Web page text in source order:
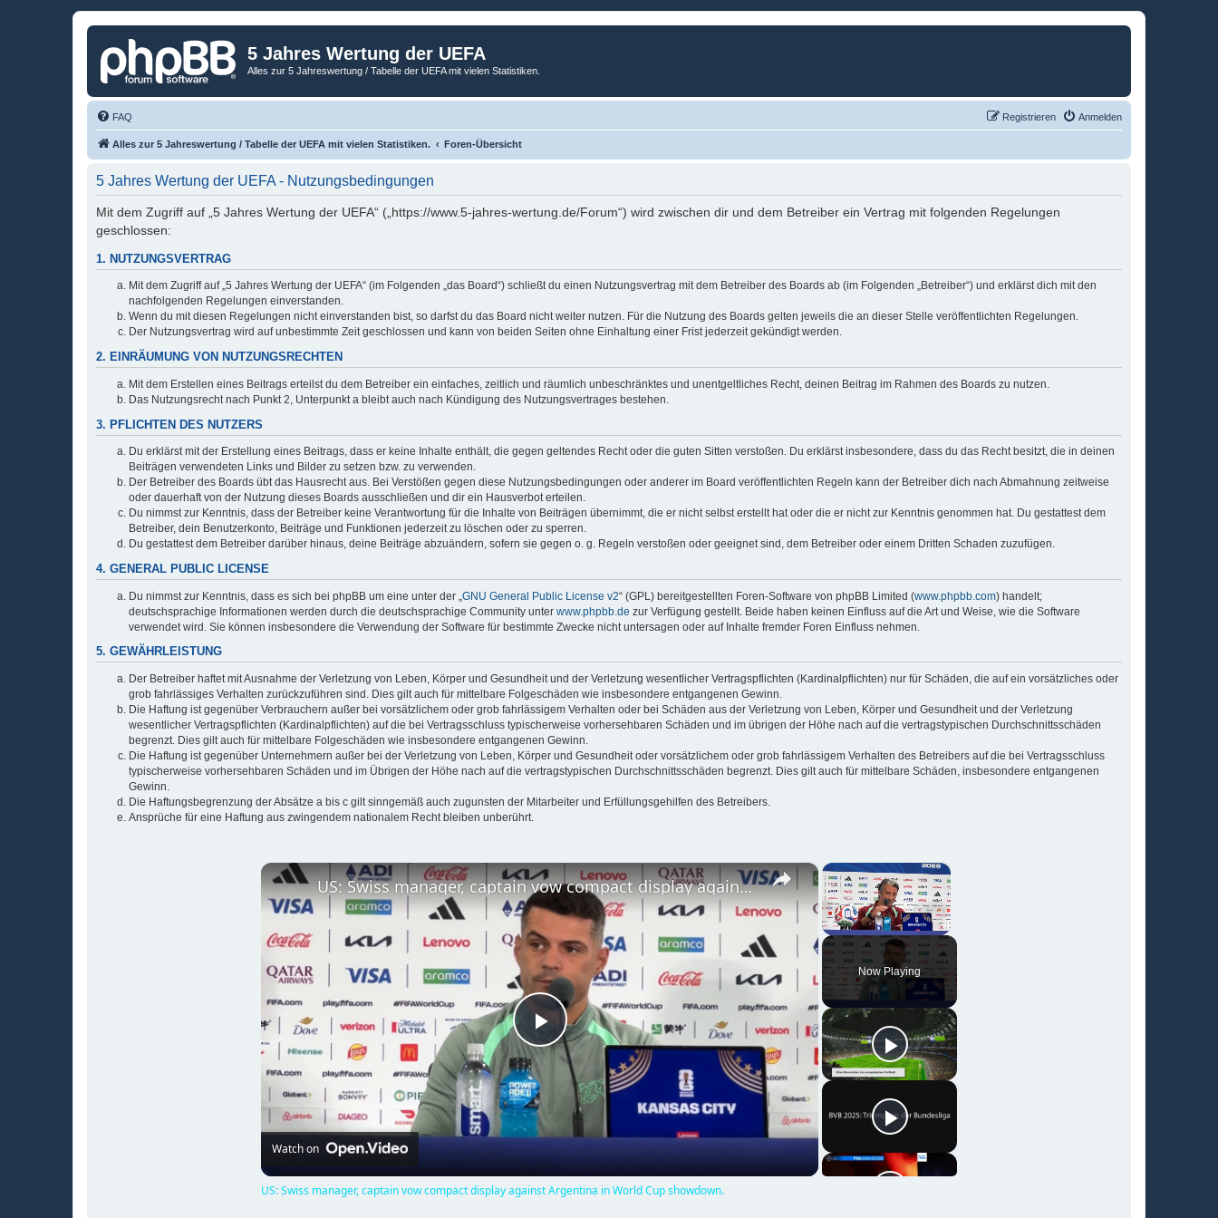
5 Jahres Wertung der UEFA
Alles zur 5 Jahreswertung / Tabelle der UEFA mit vielen Statistiken.
FAQ Anmelden
Registrieren
Alles zur 5 Jahreswertung / Tabelle der UEFA mit vielen Statistiken. Foren-Übersicht
5 Jahres Wertung der UEFA - Nutzungsbedingungen
Mit dem Zugriff auf „5 Jahres Wertung der UEFA“ („https://www.5-jahres-wertung.de/Forum“) wird zwischen dir und dem Betreiber ein Vertrag mit folgenden Regelungen
geschlossen:
1. NUTZUNGSVERTRAG
Mit dem Zugriff auf „5 Jahres Wertung der UEFA“ (im Folgenden „das Board“) schließt du einen Nutzungsvertrag mit dem Betreiber des Boards ab (im Folgenden „Betreiber“) und erklärst dich mit den
nachfolgenden Regelungen einverstanden.
Wenn du mit diesen Regelungen nicht einverstanden bist, so darfst du das Board nicht weiter nutzen. Für die Nutzung des Boards gelten jeweils die an dieser Stelle veröffentlichten Regelungen.
Der Nutzungsvertrag wird auf unbestimmte Zeit geschlossen und kann von beiden Seiten ohne Einhaltung einer Frist jederzeit gekündigt werden.
2. EINRÄUMUNG VON NUTZUNGSRECHTEN
Mit dem Erstellen eines Beitrags erteilst du dem Betreiber ein einfaches, zeitlich und räumlich unbeschränktes und unentgeltliches Recht, deinen Beitrag im Rahmen des Boards zu nutzen.
Das Nutzungsrecht nach Punkt 2, Unterpunkt a bleibt auch nach Kündigung des Nutzungsvertrages bestehen.
3. PFLICHTEN DES NUTZERS
Du erklärst mit der Erstellung eines Beitrags, dass er keine Inhalte enthält, die gegen geltendes Recht oder die guten Sitten verstoßen. Du erklärst insbesondere, dass du das Recht besitzt, die in deinen
Beiträgen verwendeten Links und Bilder zu setzen bzw. zu verwenden.
Der Betreiber des Boards übt das Hausrecht aus. Bei Verstößen gegen diese Nutzungsbedingungen oder anderer im Board veröffentlichten Regeln kann der Betreiber dich nach Abmahnung zeitweise
oder dauerhaft von der Nutzung dieses Boards ausschließen und dir ein Hausverbot erteilen.
Du nimmst zur Kenntnis, dass der Betreiber keine Verantwortung für die Inhalte von Beiträgen übernimmt, die er nicht selbst erstellt hat oder die er nicht zur Kenntnis genommen hat. Du gestattest dem
Betreiber, dein Benutzerkonto, Beiträge und Funktionen jederzeit zu löschen oder zu sperren.
Du gestattest dem Betreiber darüber hinaus, deine Beiträge abzuändern, sofern sie gegen o. g. Regeln verstoßen oder geeignet sind, dem Betreiber oder einem Dritten Schaden zuzufügen.
4. GENERAL PUBLIC LICENSE
Du nimmst zur Kenntnis, dass es sich bei phpBB um eine unter der „ GNU General Public License v2“ (GPL) bereitgestellten Foren-Software von phpBB Limited (www.phpbb.com) handelt;
deutschsprachige Informationen werden durch die deutschsprachige Community unter www.phpbb.de zur Verfügung gestellt. Beide haben keinen Einfluss auf die Art und Weise, wie die Software
verwendet wird. Sie können insbesondere die Verwendung der Software für bestimmte Zwecke nicht untersagen oder auf Inhalte fremder Foren Einfluss nehmen.
5. GEWÄHRLEISTUNG
Der Betreiber haftet mit Ausnahme der Verletzung von Leben, Körper und Gesundheit und der Verletzung wesentlicher Vertragspflichten (Kardinalpflichten) nur für Schäden, die auf ein vorsätzliches oder
grob fahrlässiges Verhalten zurückzuführen sind. Dies gilt auch für mittelbare Folgeschäden wie insbesondere entgangenen Gewinn.
Die Haftung ist gegenüber Verbrauchern außer bei vorsätzlichem oder grob fahrlässigem Verhalten oder bei Schäden aus der Verletzung von Leben, Körper und Gesundheit und der Verletzung
wesentlicher Vertragspflichten (Kardinalpflichten) auf die bei Vertragsschluss typischerweise vorhersehbaren Schäden und im übrigen der Höhe nach auf die vertragstypischen Durchschnittsschäden
begrenzt. Dies gilt auch für mittelbare Folgeschäden wie insbesondere entgangenen Gewinn.
Die Haftung ist gegenüber Unternehmern außer bei der Verletzung von Leben, Körper und Gesundheit oder vorsätzlichem oder grob fahrlässigem Verhalten des Betreibers auf die bei Vertragsschluss
typischerweise vorhersehbaren Schäden und im Übrigen der Höhe nach auf die vertragstypischen Durchschnittsschäden begrenzt. Dies gilt auch für mittelbare Schäden, insbesondere entgangenen
Gewinn.
Die Haftungsbegrenzung der Absätze a bis c gilt sinngemäß auch zugunsten der Mitarbeiter und Erfüllungsgehilfen des Betreibers.
Ansprüche für eine Haftung aus zwingendem nationalem Recht bleiben unberührt.
×
Unmute
Now Playing
×
P
l
a
US: Swiss manager, captain vow compact display against Argentina in World Cup showdown.
Watch on
US: Swiss manager, captain vow compact display against Argentina in World Cup showdown.